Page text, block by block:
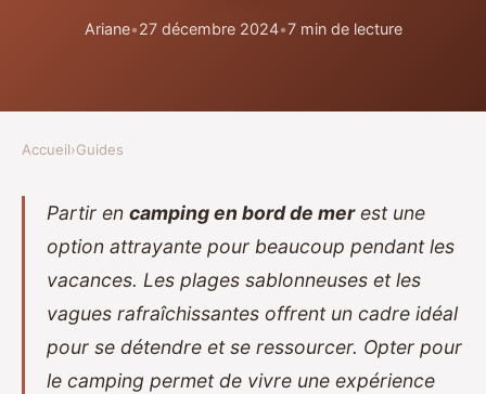
Ariane•27 décembre 2024•7 min de lecture
Accueil›Guides
Partir en camping en bord de merest une
option attrayante pour beaucoup pendant les
vacances. Les plages sablonneuses et les
vagues rafraîchissantes offrent un cadre idéal
pour se détendre et se ressourcer. Opter pour
le camping permet de vivre une expérience